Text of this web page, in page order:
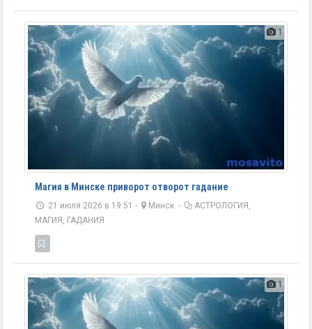
1
Магия в Минске приворот отворот гадание
21 июля 2026 в 19:51 - Минск -
АСТРОЛОГИЯ,
МАГИЯ, ГАДАНИЯ
1